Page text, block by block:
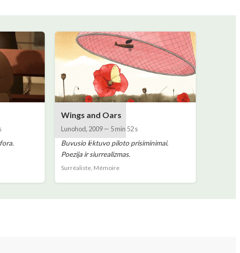
Wings and Oars
Lunohod, 2009— 5 min 52 s
Buvusio lėktuvo piloto prisiminimai.
Poezija ir siurrealizmas.
Surréaliste, Mémoire